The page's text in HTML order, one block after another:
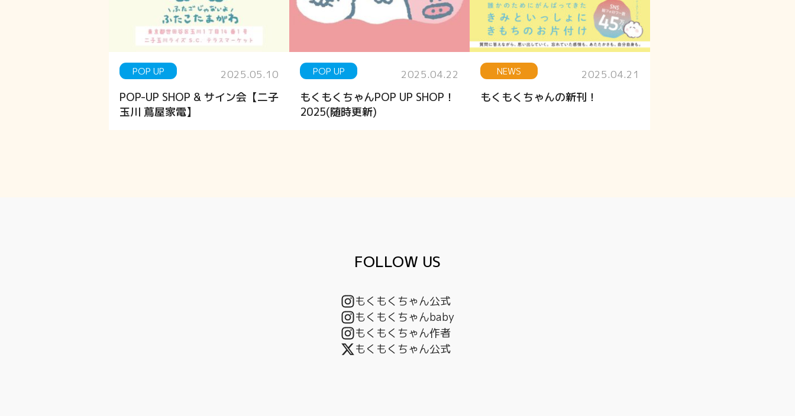
POP UP 2025.05.10
POP-UP SHOP & サイン会【二子
玉川 蔦屋家電】
POP UP 2025.04.22
もくもくちゃんPOP UP SHOP！
2025(随時更新)
NEWS 2025.04.21
もくもくちゃんの新刊！
FOLLOW US
もくもくちゃん公式
もくもくちゃんbaby
もくもくちゃん作者
もくもくちゃん公式